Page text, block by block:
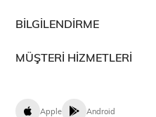
BİLGİLENDİRME
MÜŞTERİ HİZMETLERİ
Apple Android